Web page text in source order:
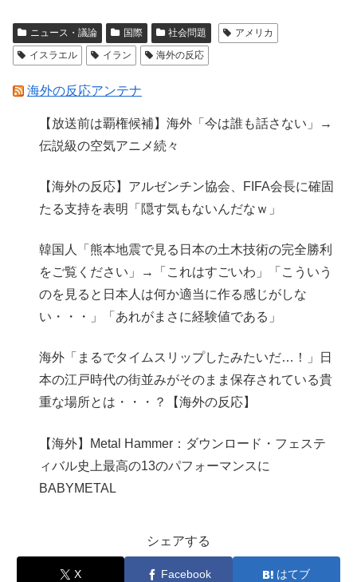
ニュース・議論 国際 社会問題
アメリカ
イスラエル
イラン 海外の反応
海外の反応アンテナ
【放送前は覇権候補】海外「今は誰も話さない」→
伝説級の空気アニメ続々
【海外の反応】アルゼンチン協会、FIFA会長に確固
たる支持を表明「隠す気もないんだなｗ」
韓国人「熊本地震で見る日本の土木技術の完全勝利
をご覧ください」→「これはすごいわ」「こういう
のを見ると日本人は何か適当に作る感じがしな
い・・・」「あれがまさに経験値である」
海外「まるでタイムスリップしたみたいだ…！」日
本の江戸時代の街並みがそのまま保存されている貴
重な場所とは・・・？【海外の反応】
【海外】Metal Hammer：ダウンロード・フェステ
ィバル史上最高の13のパフォーマンスに
BABYMETAL
シェアする
X Facebook はてブ